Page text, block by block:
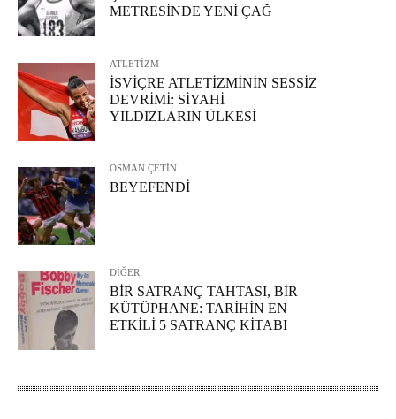
METRESİNDE YENİ ÇAĞ
ATLETİZM
İSVİÇRE ATLETİZMİNİN SESSİZ
DEVRİMİ: SİYAHİ
YILDIZLARIN ÜLKESİ
OSMAN ÇETİN
BEYEFENDİ
DİĞER
BİR SATRANÇ TAHTASI, BİR
KÜTÜPHANE: TARİHİN EN
ETKİLİ 5 SATRANÇ KİTABI